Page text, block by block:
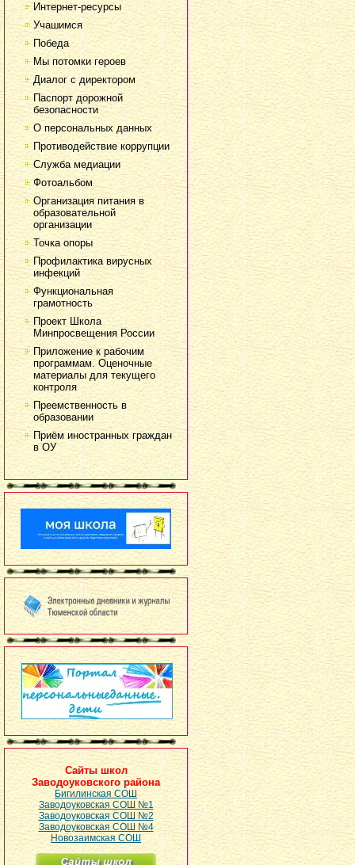
Интернет-ресурсы
Учашимся
Победа
Мы потомки героев
Диалог с директором
Паспорт дорожной
безопасности
О персональных данных
Противодействие коррупции
Служба медиации
Фотоальбом
Организация питания в
образовательной
организации
Точка опоры
Профилактика вирусных
инфекций
Функциональная
грамотность
Проект Школа
Минпросвещения России
Приложение к рабочим
программам. Оценочные
материалы для текущего
контроля
Преемственность в
образовании
Приём иностранных граждан
в ОУ
Сайты школ
Заводоуковского района
Бигилинская СОШ
Заводоуковская СОШ №1
Заводоуковская СОШ №2
Заводоуковская СОШ №4
Новозаимская СОШ